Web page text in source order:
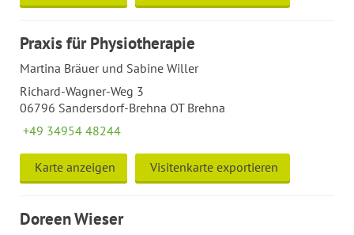
Praxis für Physiotherapie
Martina Bräuer und Sabine Willer
Richard-Wagner-Weg 3
06796 Sandersdorf-Brehna OT Brehna
+49 34954 48244
Karte anzeigen Visitenkarte exportieren
Doreen Wieser